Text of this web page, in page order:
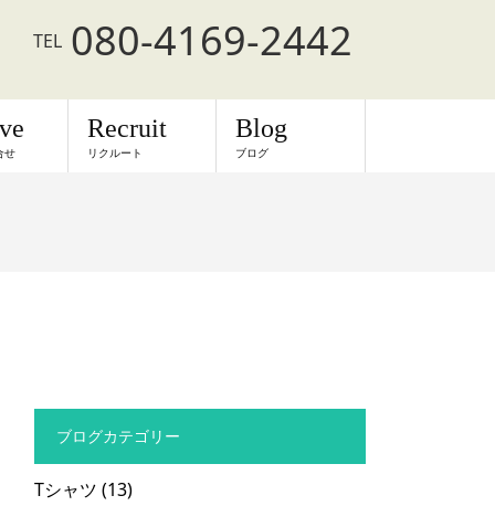
TEL 080-4169-2442
せ
Recruit
リクルート
Blog
ブログ
ブログカテゴリー
Tシャツ (13)